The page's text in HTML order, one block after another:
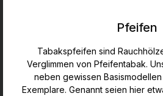
Pfeifen
Tabakspfeifen sind
Verglimmen von Pfeifentabak.
neben gewissen
Exemplare. Genannt seien hier